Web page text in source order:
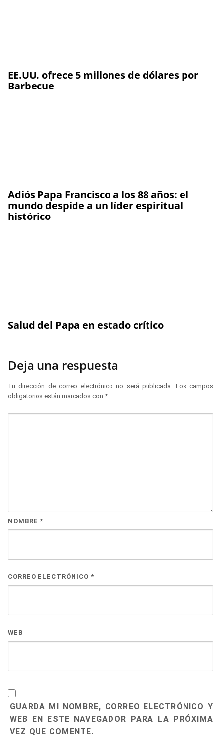
EE.UU. ofrece 5 millones de dólares por
Barbecue
Adiós Papa Francisco a los 88 años: el
mundo despide a un líder espiritual
histórico
Salud del Papa en estado crítico
Deja una respuesta
Tu dirección de correo electrónico no será publicada. Los campos
obligatorios están marcados con *
NOMBRE *
CORREO ELECTRÓNICO *
WEB
GUARDA MI NOMBRE, CORREO ELECTRÓNICO Y
WEB EN ESTE NAVEGADOR PARA LA PRÓXIMA
VEZ QUE COMENTE.